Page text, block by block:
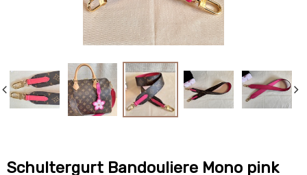
Schultergurt Bandouliere Mono pink